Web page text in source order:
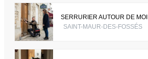
SERRURIER AUTOUR DE MOI
SAINT-MAUR-DES-FOSSÉS